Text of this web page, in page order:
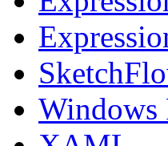
Windows